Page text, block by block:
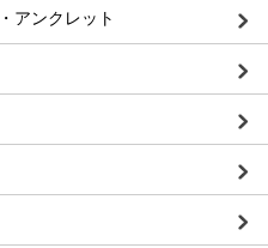
アンクレット